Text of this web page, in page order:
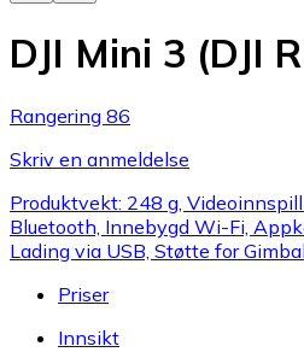
DJI Mini 3 (DJI
Rangering 86
Skriv en anmeldelse
Produktvekt: 248 g,
Bluetooth, Innebygd Wi-Fi,
Lading via USB, Støtte for
Priser
Innsikt